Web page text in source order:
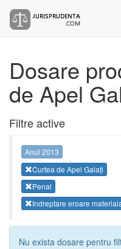
Dosare
de Apel
Filtre active
Anul 2013
Curtea de Apel Galați
Penal
Indreptare eroare
Nu exista dosare pentru